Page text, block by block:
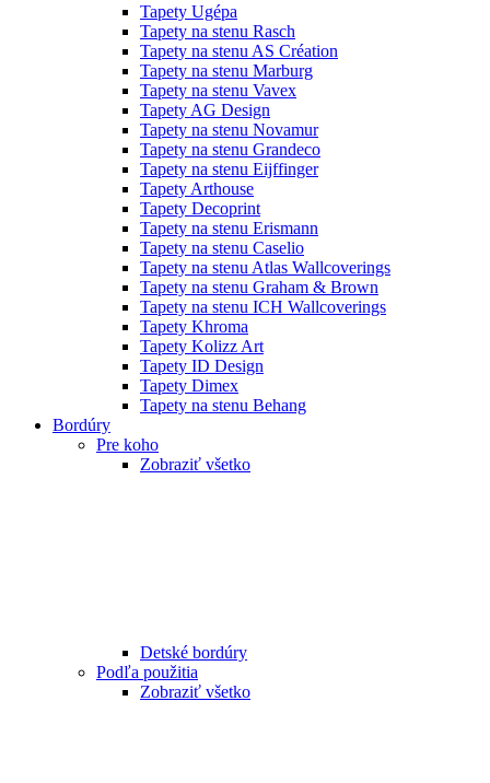
Tapety Ugépa
Tapety na stenu Rasch
Tapety na stenu AS Création
Tapety na stenu Marburg
Tapety na stenu Vavex
Tapety AG Design
Tapety na stenu Novamur
Tapety na stenu Grandeco
Tapety na stenu Eijffinger
Tapety Arthouse
Tapety Decoprint
Tapety na stenu Erismann
Tapety na stenu Caselio
Tapety na stenu Atlas Wallcoverings
Tapety na stenu Graham & Brown
Tapety na stenu ICH Wallcoverings
Tapety Khroma
Tapety Kolizz Art
Tapety ID Design
Tapety Dimex
Tapety na stenu Behang
Bordúry
Pre koho
Zobraziť všetko
Detské bordúry
Podľa použitia
Zobraziť všetko